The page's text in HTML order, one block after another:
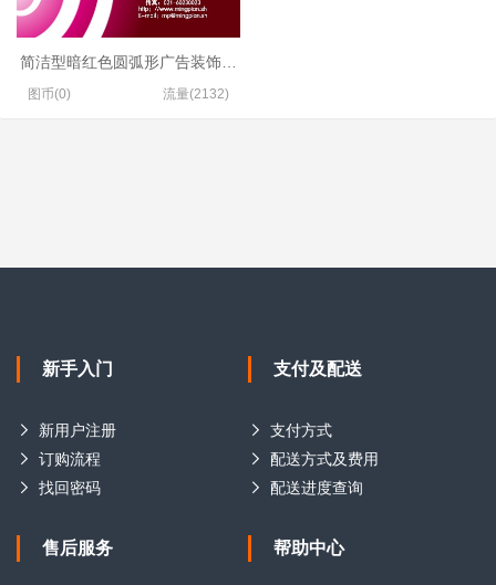
简洁型暗红色圆弧形广告装饰名片制作
图币(0) 流量(2132)
新手入门
新用户注册
订购流程
找回密码
支付及配送
支付方式
配送方式及费用
配送进度查询
售后服务 帮助中心